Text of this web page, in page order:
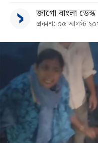
জাগো বাংলা ডেস্ক
প্রকাশ: ০৫ আগস্ট